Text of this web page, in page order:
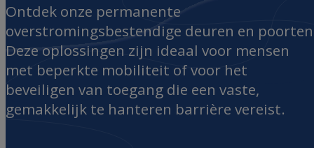
Ontdek onze permanente
overstromingsbestendige deuren en
Deze oplossingen zijn ideaal voor mensen
met beperkte mobiliteit of voor het
beveiligen van toegang die een vaste,
gemakkelijk te hanteren barrière vereist.